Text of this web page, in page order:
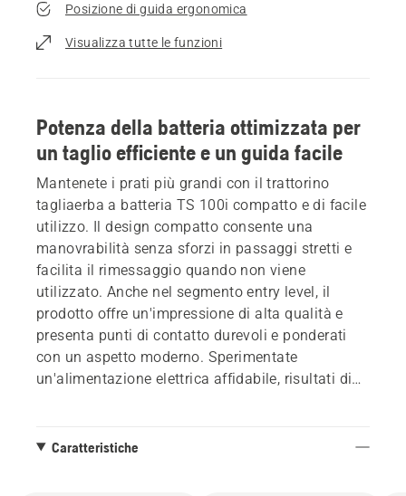
Posizione di guida ergonomica
Visualizza tutte le funzioni
Potenza della batteria ottimizzata per
un taglio efficiente e un guida facile
Mantenete i prati più grandi con il trattorino
tagliaerba a batteria TS 100i compatto e di facile
utilizzo. Il design compatto consente una
manovrabilità senza sforzi in passaggi stretti e
facilita il rimessaggio quando non viene
utilizzato. Anche nel segmento entry level, il
prodotto offre un'impressione di alta qualità e
presenta punti di contatto durevoli e ponderati
con un aspetto moderno. Sperimentate
un'alimentazione elettrica affidabile, risultati di
consumo energetico in base alle condizioni di
Caratteristiche